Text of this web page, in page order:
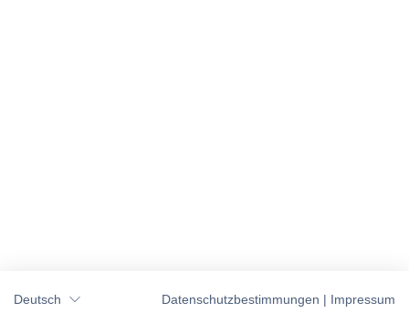
Deutsch Datenschutzbestimmungen | Impressum